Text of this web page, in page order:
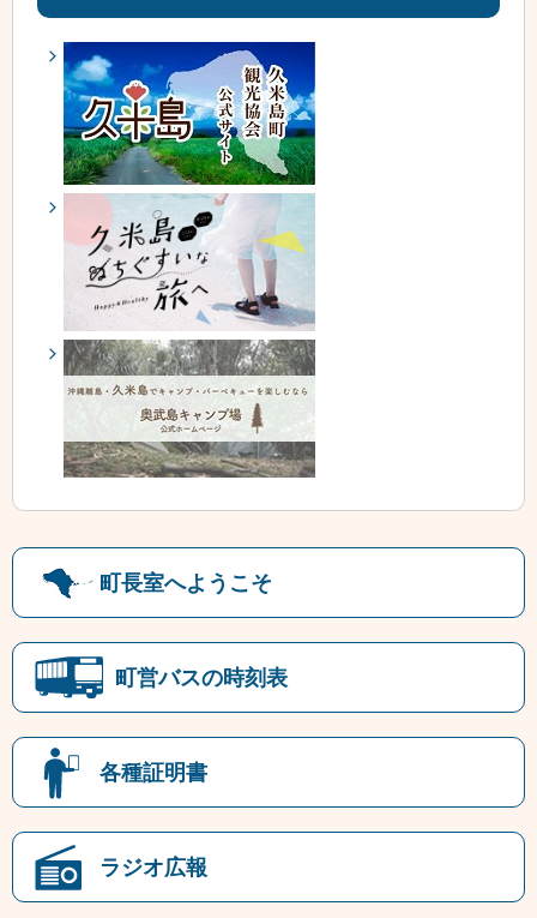
町長室へようこそ
町営バスの時刻表
各種証明書
ラジオ広報